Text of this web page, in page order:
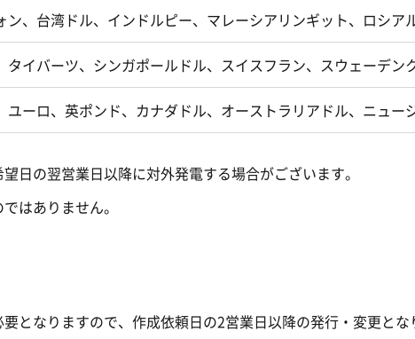
ン、台湾ドル、インドルピー、マレーシアリンギット、ロシ
タイバーツ、シンガポールドル、スイスフラン、スウェーデ
ユーロ、英ポンド、カナダドル、オーストラリアドル、ニュー
日の翌営業日以降に対外発電する場合がございます。
はありません。
となりますので、作成依頼日の2営業日以降の発行・変更とな